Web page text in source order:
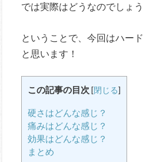
では実際はどうなのでしょ
ということで、今回はハー
と思います！
この記事の目次 [閉じる]
硬さはどんな感じ？
痛みはどんな感じ？
効果はどんな感じ？
まとめ